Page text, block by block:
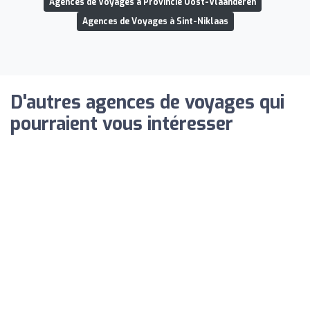
Agences de Voyages à Sint-Niklaas
D'autres agences de voyages qui
pourraient vous intéresser